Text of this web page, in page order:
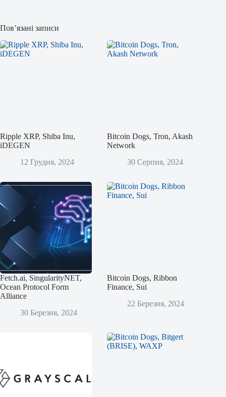
Пов’язані записи
Ripple XRP, Shiba Inu,
iDEGEN
12 Грудня, 2024
Bitcoin Dogs, Tron, Akash
Network
30 Серпня, 2024
Fetch.ai, SingularityNET,
Ocean Protocol Form
Alliance
30 Березня, 2024
Bitcoin Dogs, Ribbon
Finance, Sui
22 Березня, 2024